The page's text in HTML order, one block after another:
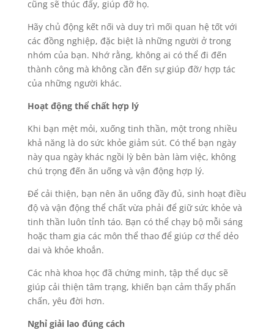
cũng sẽ thúc đẩy, giúp đỡ họ.
Hãy chủ động kết nối và duy trì mối quan hệ tốt với
các đồng nghiệp, đặc biệt là những người ở trong
nhóm của bạn. Nhớ rằng, không ai có thể đi đến
thành công mà không cần đến sự giúp đỡ/ hợp tác
của những người khác.
Hoạt động thể chất hợp lý
Khi bạn mệt mỏi, xuống tinh thần, một trong nhiều
khả năng là do sức khỏe giảm sút. Có thể bạn ngày
này qua ngày khác ngồi lỳ bên bàn làm việc, không
chú trọng đến ăn uống và vận động hợp lý.
Để cải thiện, bạn nên ăn uống đầy đủ, sinh hoạt điều
độ và vận động thể chất vừa phải để giữ sức khỏe và
tinh thần luôn tỉnh táo. Bạn có thể chạy bộ mỗi sáng
hoặc tham gia các môn thể thao để giúp cơ thể dẻo
dai và khỏe khoắn.
Các nhà khoa học đã chứng minh, tập thể dục sẽ
giúp cải thiện tâm trạng, khiến bạn cảm thấy phấn
chấn, yêu đời hơn.
Nghỉ giải lao đúng cách